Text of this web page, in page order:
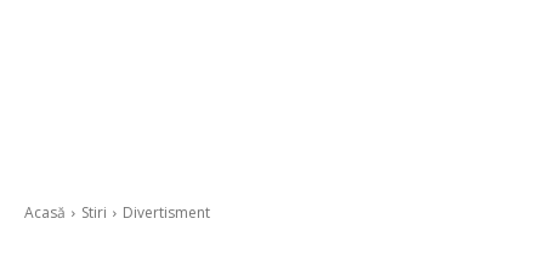
Acasă Stiri Divertisment